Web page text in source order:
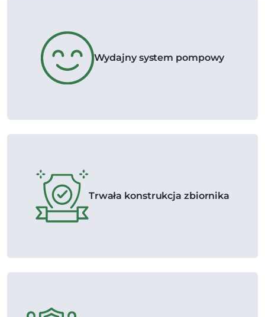
Wydajny system pompowy
Trwała konstrukcja zbiornika